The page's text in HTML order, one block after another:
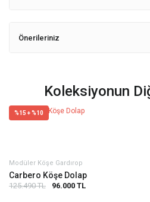
Önerileriniz
Koleksiyonun
%15 + %10
Modüler Köşe Gardırop
Carbero Köşe Dolap
125.490 TL 96.000 TL